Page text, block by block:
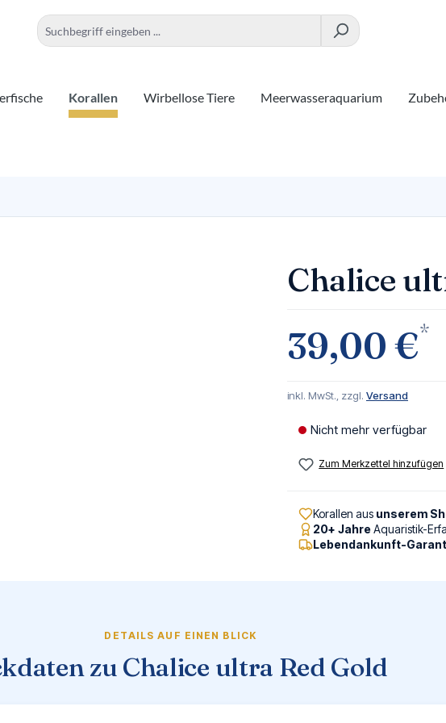
Korallen Wirbellose Tiere Meerwasseraquarium
Chalice
39,00 €*
inkl. MwSt., zzgl. Versand
Nicht mehr verfügbar
Zum Merkzettel hinzufügen
Korallen aus unserem
20+ JahreAquaristik-
Lebendankunft-
DETAILS AUF EINEN BLICK
zu Chalice ultra Red Gold